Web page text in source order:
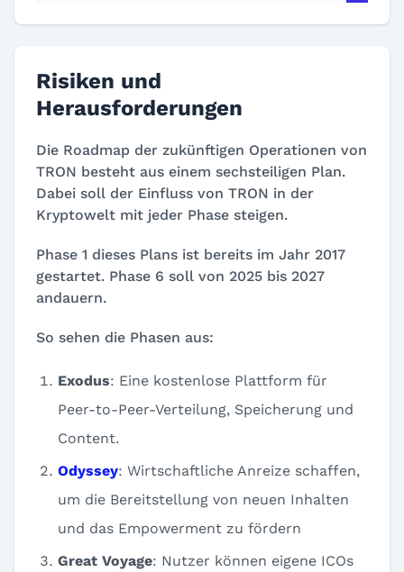
Risiken und
Herausforderungen
Die Roadmap der zukünftigen Operationen von
TRON besteht aus einem sechsteiligen Plan.
Dabei soll der Einfluss von TRON in der
Kryptowelt mit jeder Phase steigen.
Phase 1 dieses Plans ist bereits im Jahr 2017
gestartet. Phase 6 soll von 2025 bis 2027
andauern.
So sehen die Phasen aus:
Exodus: Eine kostenlose Plattform für
Peer-to-Peer-Verteilung, Speicherung und
Content.
Odyssey: Wirtschaftliche Anreize schaffen,
um die Bereitstellung von neuen Inhalten
und das Empowerment zu fördern
Great Voyage: Nutzer können eigene ICOs